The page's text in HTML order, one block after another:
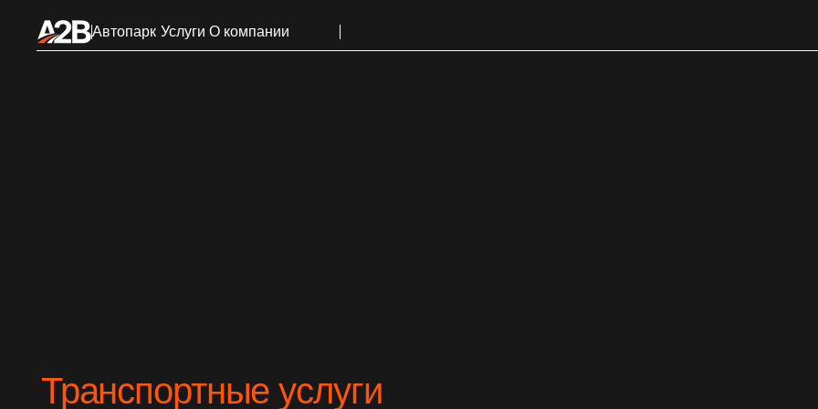
Автопарк Услуги О компании
премиального класса